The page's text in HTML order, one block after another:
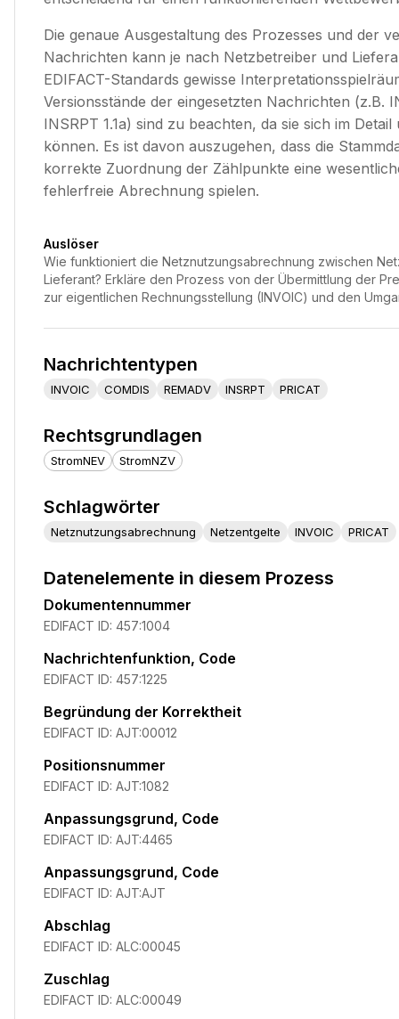
Die genaue Ausgestaltung des Prozesses und der
Nachrichten kann je nach Netzbetreiber und
EDIFACT-Standards gewisse
Versionsstände der eingesetzten Nachrichten (z.B.
INSRPT 1.1a) sind zu beachten, da sie sich im
können. Es ist davon auszugehen, dass die
korrekte Zuordnung der Zählpunkte eine
fehlerfreie Abrechnung spielen.
Auslöser
Wie funktioniert die Netznutzungsabrechnung zwischen
Lieferant? Erkläre den Prozess von der Übermittlung der
zur eigentlichen Rechnungsstellung (INVOIC) und den
Nachrichtentypen
INVOIC COMDIS REMADV INSRPT PRICAT
Rechtsgrundlagen
StromNEV StromNZV
Schlagwörter
Netznutzungsabrechnung Netzentgelte INVOIC PRICAT
Datenelemente in diesem Prozess
Dokumentennummer
EDIFACT ID: 457:1004
Nachrichtenfunktion, Code
EDIFACT ID: 457:1225
Begründung der Korrektheit
EDIFACT ID: AJT:00012
Positionsnummer
EDIFACT ID: AJT:1082
Anpassungsgrund, Code
EDIFACT ID: AJT:4465
Anpassungsgrund, Code
EDIFACT ID: AJT:AJT
Abschlag
EDIFACT ID: ALC:00045
Zuschlag
EDIFACT ID: ALC:00049